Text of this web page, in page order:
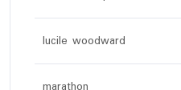
lucile woodward